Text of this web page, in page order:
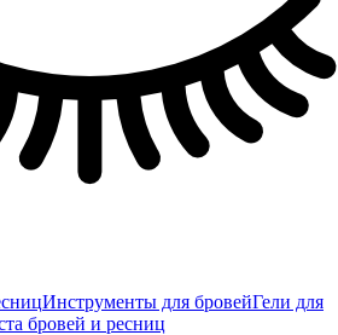
Инструменты для бровейГели для
бровей и ресниц